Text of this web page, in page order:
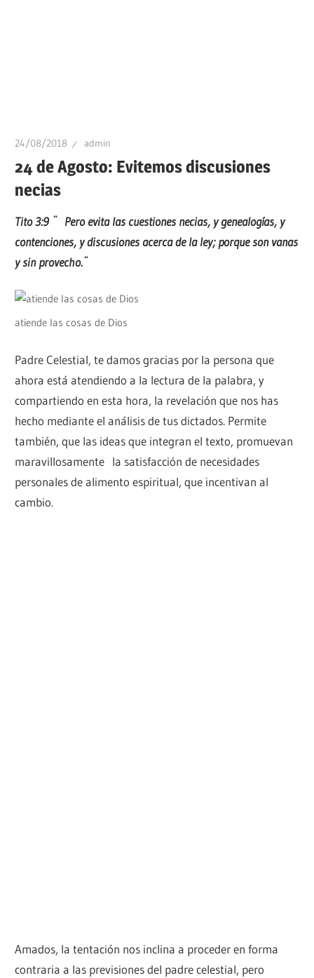
24/08/2018 admin
24 de Agosto: Evitemos discusiones
necias
Tito 3:9 ¨ Pero evita las cuestiones necias, y genealogías, y
contenciones, y discusiones acerca de la ley; porque son vanas
y sin provecho.¨
atiende las cosas de Dios
Padre Celestial, te damos gracias por la persona que
ahora está atendiendo a la lectura de la palabra, y
compartiendo en esta hora, la revelación que nos has
hecho mediante el análisis de tus dictados. Permite
también, que las ideas que integran el texto, promuevan
maravillosamente la satisfacción de necesidades
personales de alimento espiritual, que incentivan al
cambio.
Amados, la tentación nos inclina a proceder en forma
contraria a las previsiones del padre celestial, pero